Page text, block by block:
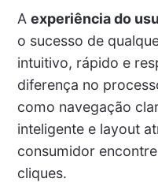
A experiência do
o sucesso de
intuitivo, rápido e
diferença no
como navegação
inteligente e layout
consumidor
cliques.